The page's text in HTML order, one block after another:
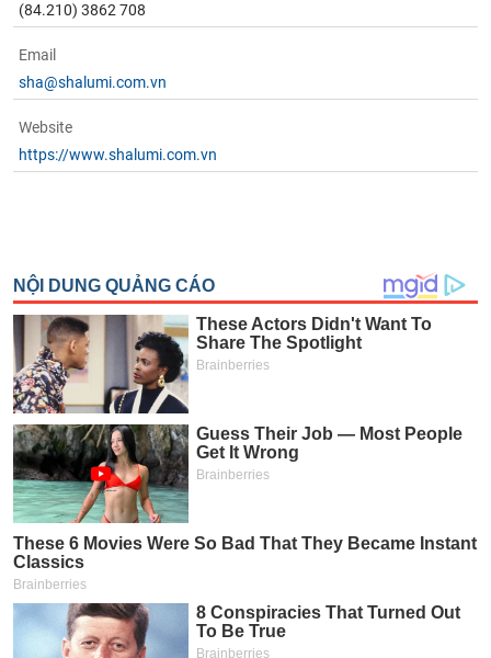
(84.210) 3862 708
Email
sha@shalumi.com.vn
Website
https://www.shalumi.com.vn